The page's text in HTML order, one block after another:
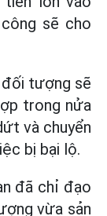
sẽ cho
đối tượng sẽ
trong nửa
và chuyển
bị bại lộ.
đã chỉ đạo
vừa sản